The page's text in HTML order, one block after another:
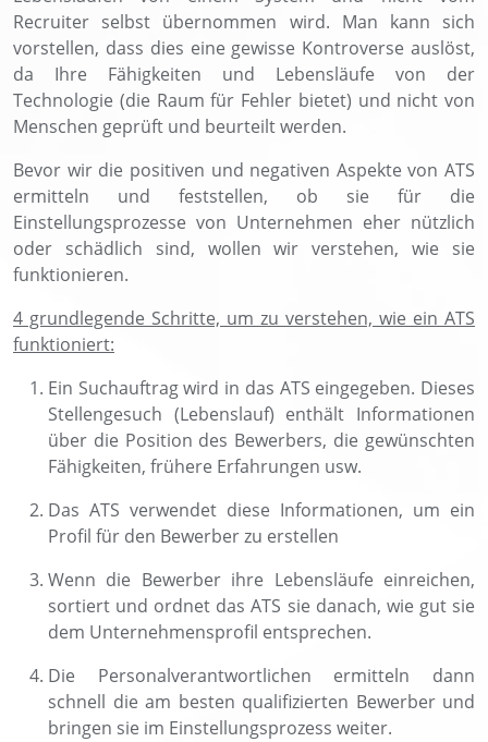
Recruiter selbst übernommen wird. Man kann sich
vorstellen, dass dies eine gewisse Kontroverse auslöst,
da Ihre Fähigkeiten und Lebensläufe von der
Technologie (die Raum für Fehler bietet) und nicht von
Menschen geprüft und beurteilt werden.
Bevor wir die positiven und negativen Aspekte von ATS
ermitteln und feststellen, ob sie für die
Einstellungsprozesse von Unternehmen eher nützlich
oder schädlich sind, wollen wir verstehen, wie sie
funktionieren.
4 grundlegende Schritte, um zu verstehen, wie ein ATS
funktioniert:
Ein Suchauftrag wird in das ATS eingegeben. Dieses
Stellengesuch (Lebenslauf) enthält Informationen
über die Position des Bewerbers, die gewünschten
Fähigkeiten, frühere Erfahrungen usw.
Das ATS verwendet diese Informationen, um ein
Profil für den Bewerber zu erstellen
Wenn die Bewerber ihre Lebensläufe einreichen,
sortiert und ordnet das ATS sie danach, wie gut sie
dem Unternehmensprofil entsprechen.
Die Personalverantwortlichen ermitteln dann
schnell die am besten qualifizierten Bewerber und
bringen sie im Einstellungsprozess weiter.